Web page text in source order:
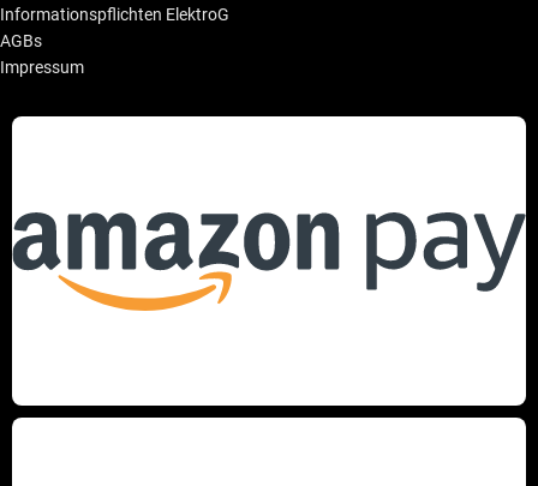
Informationspflichten ElektroG
AGBs
Impressum